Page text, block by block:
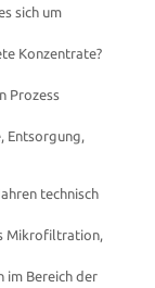
sich um
Konzentrate?
Prozess
Entsorgung,
technisch
Mikrofiltration,
im Bereich der